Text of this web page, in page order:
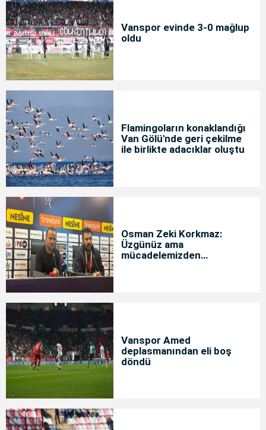
Vanspor evinde 3-0 mağlup
oldu
Flamingoların konaklandığı
Van Gölü'nde geri çekilme
ile birlikte adacıklar oluştu
Osman Zeki Korkmaz:
Üzgünüz ama
mücadelemizden
Vanspor Amed
deplasmanından eli boş
döndü